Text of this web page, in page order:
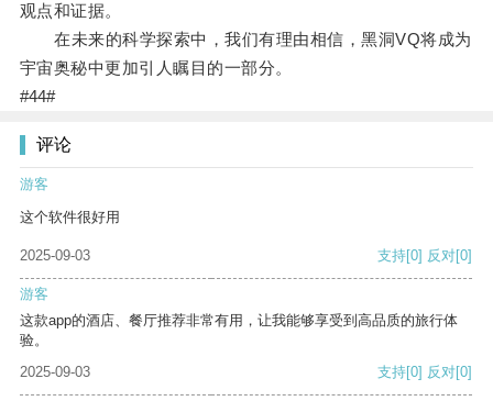
观点和证据。
在未来的科学探索中，我们有理由相信，黑洞VQ将成为
宇宙奥秘中更加引人瞩目的一部分。
#44#
评论
游客
这个软件很好用
2025-09-03 支持[0] 反对[0]
游客
这款app的酒店、餐厅推荐非常有用，让我能够享受到高品质的旅行体
验。
2025-09-03
支持[0] 反对[0]